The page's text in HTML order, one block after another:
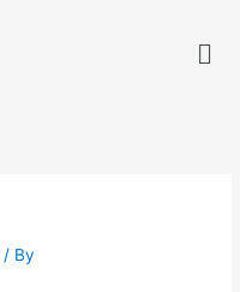
/ By